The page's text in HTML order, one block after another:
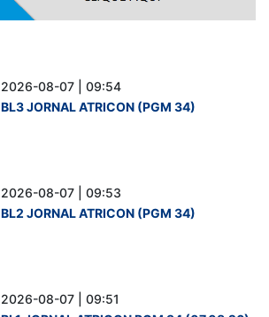
2026-08-07 | 09:54
BL3 JORNAL ATRICON (PGM 34)
2026-08-07 | 09:53
BL2 JORNAL ATRICON (PGM 34)
2026-08-07 | 09:51